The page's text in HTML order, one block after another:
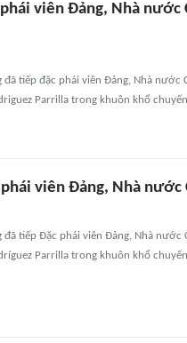
viên Đảng, Nhà nước
tiếp đặc phái viên Đảng, Nhà nước
Parrilla trong khuôn khổ
viên Đảng, Nhà nước
tiếp Đặc phái viên Đảng, Nhà nước
Parrilla trong khuôn khổ